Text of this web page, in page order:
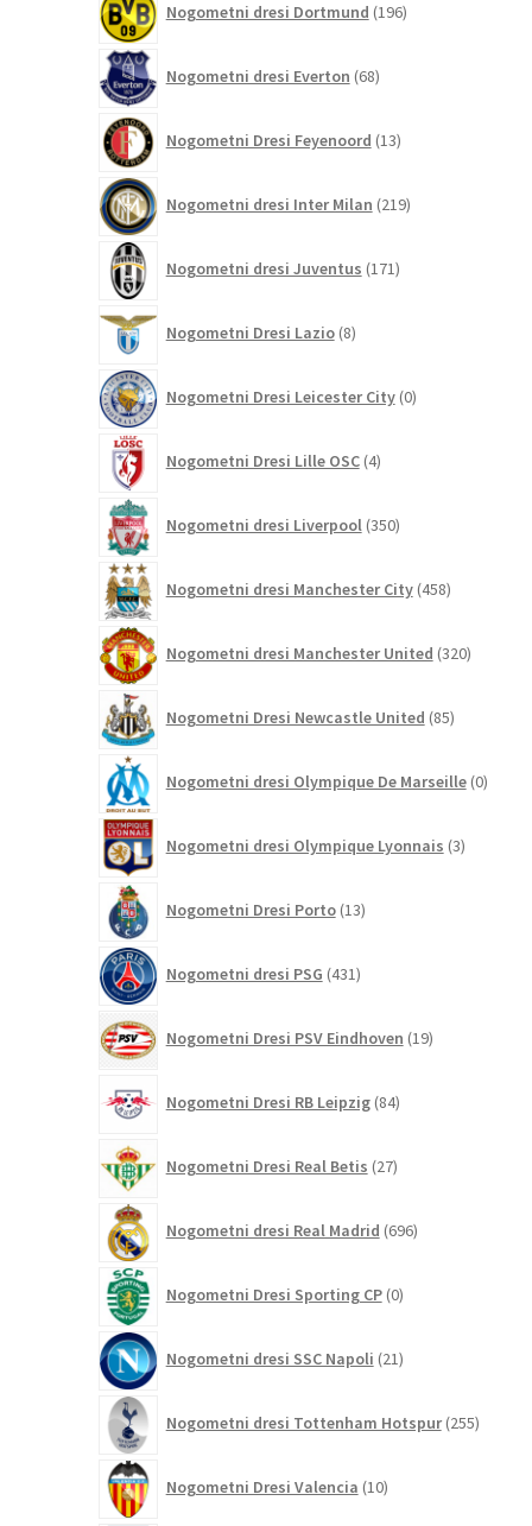
Nogometni dresi Dortmund 196izdelkov
Nogometni dresi Everton 68izdelkov
Nogometni Dresi Feyenoord 13izdelkov
Nogometni dresi Inter Milan 219izdelkov
Nogometni dresi Juventus 171izdelkov
Nogometni Dresi Lazio 8izdelkov
Nogometni Dresi Leicester City 0izdelkov
Nogometni Dresi Lille OSC 4izdelki
Nogometni dresi Liverpool 350izdelkov
Nogometni dresi Manchester City 458izdelkov
Nogometni dresi Manchester United 320izdelkov
Nogometni Dresi Newcastle United 85izdelkov
Nogometni dresi Olympique De Marseille 0
Nogometni dresi Olympique Lyonnais 3izdelki
Nogometni Dresi Porto 13izdelkov
Nogometni dresi PSG 431izdelkov
Nogometni Dresi PSV Eindhoven 19izdelkov
Nogometni Dresi RB Leipzig 84izdelkov
Nogometni Dresi Real Betis 27izdelkov
Nogometni dresi Real Madrid 696izdelkov
Nogometni Dresi Sporting CP 0izdelkov
Nogometni dresi SSC Napoli 21izdelkov
Nogometni dresi Tottenham Hotspur 255
Nogometni Dresi Valencia 10izdelkov